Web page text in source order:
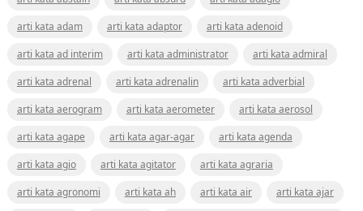
arti kata adam
arti kata adaptor
arti kata adenoid
arti kata ad interim
arti kata administrator
arti kata admiral
arti kata adrenal
arti kata adrenalin
arti kata adverbial
arti kata aerogram
arti kata aerometer
arti kata aerosol
arti kata agape
arti kata agar-agar
arti kata agenda
arti kata agio
arti kata agitator
arti kata agraria
arti kata agronomi
arti kata ah arti kata air
arti kata ajar